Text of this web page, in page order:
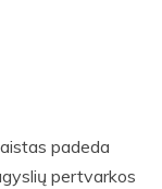
padeda
pertvarkos